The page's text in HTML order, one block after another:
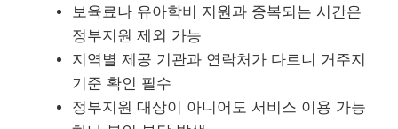
보육료나 유아학비 지원과 중복되는 시간은
정부지원 제외 가능
지역별 제공 기관과 연락처가 다르니 거주지
기준 확인 필수
정부지원 대상이 아니어도 서비스 이용 가능